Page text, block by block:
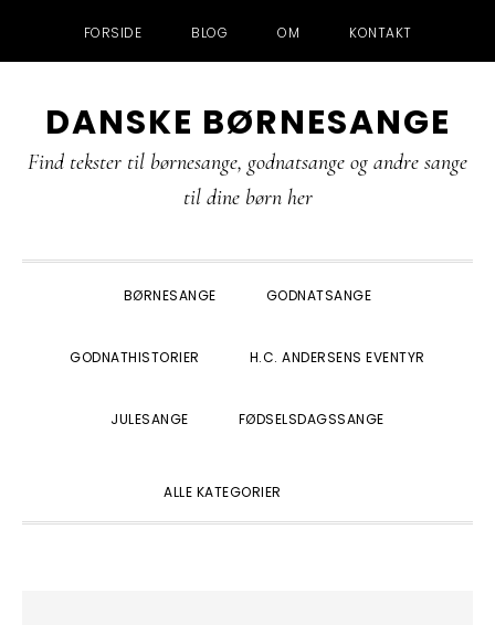
FORSIDE BLOG OM KONTAKT
direkte
til
indhold
direkte
til
direkte
til
DANSKE BØRNESANGE
Find tekster til børnesange, godnatsange og andre sange
til dine børn her
BØRNESANGE GODNATSANGE
GODNATHISTORIER H.C. ANDERSENS EVENTYR
JULESANGE FØDSELSDAGSSANGE
ALLE KATEGORIER